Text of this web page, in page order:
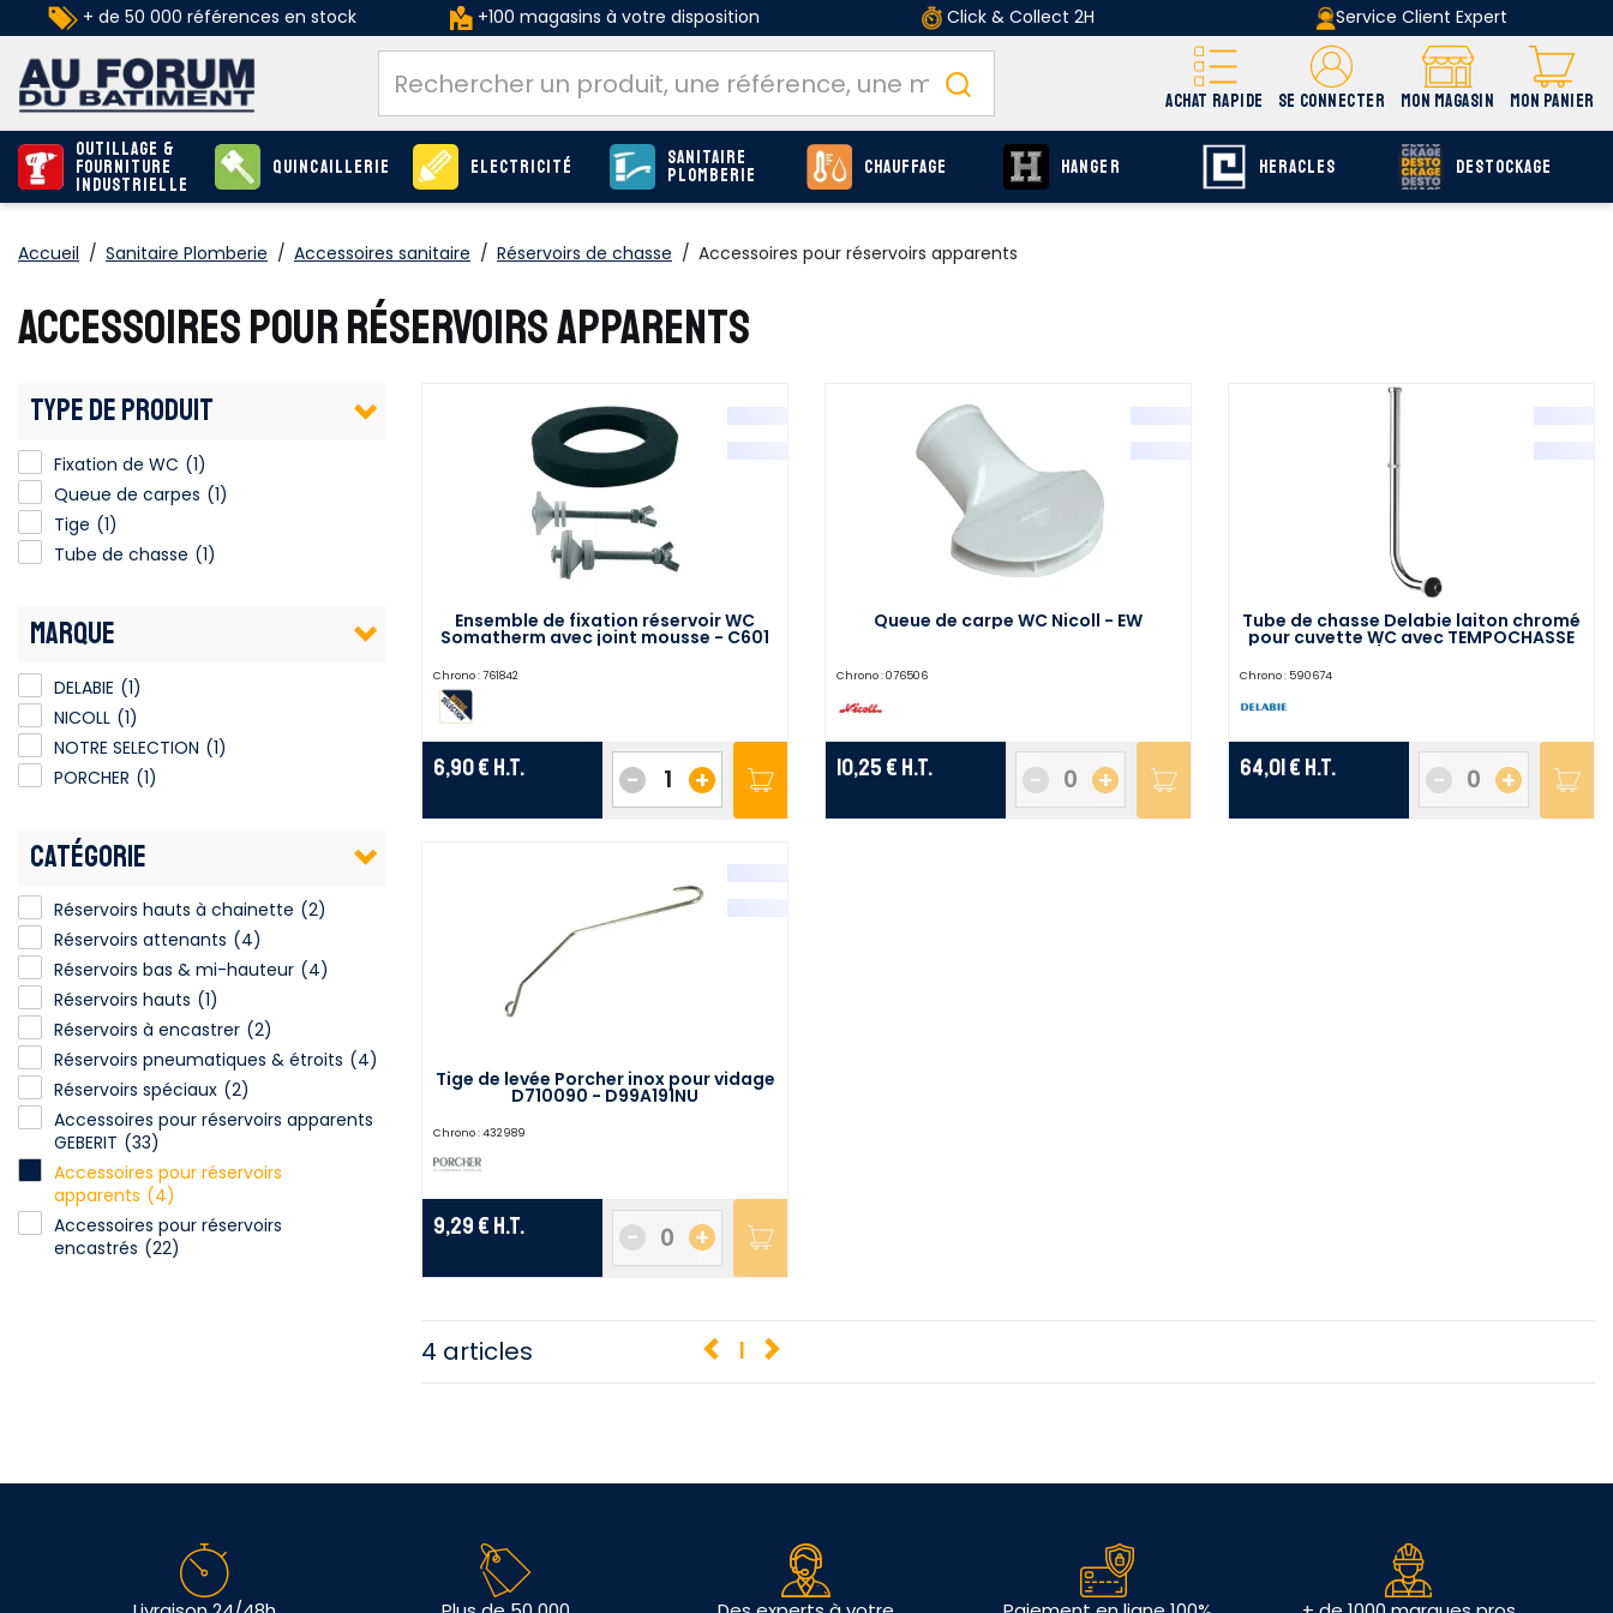
+ de 50 000 références en stock +100 magasins à votre disposition Click & Collect 2H Service Client Expert
ACHAT RAPIDE SE CONNECTER MON MAGASIN MON PANIER
Outillage &
Fourniture
industrielle
Quincaillerie Electricité Sanitaire
Plomberie Chauffage HANGER HERACLES DESTOCKAGE
Accueil / Sanitaire Plomberie / Accessoires sanitaire / Réservoirs de chasse / Accessoires pour réservoirs apparents
ACCESSOIRES POUR RÉSERVOIRS APPARENTS
TYPE DE PRODUIT
Fixation de WC (1)
Queue de carpes (1)
Tige (1)
Tube de chasse (1)
MARQUE
DELABIE (1)
NICOLL (1)
NOTRE SELECTION (1)
PORCHER (1)
CATÉGORIE
Réservoirs hauts à chainette (2)
Réservoirs attenants (4)
Réservoirs bas & mi-hauteur (4)
Réservoirs hauts (1)
Réservoirs à encastrer (2)
Réservoirs pneumatiques & étroits (4)
Réservoirs spéciaux (2)
Accessoires pour réservoirs apparents
GEBERIT (33)
Accessoires pour réservoirs
apparents (4)
Accessoires pour réservoirs
encastrés (22)
Ensemble de fixation réservoir WC
Somatherm avec joint mousse - C601
Chrono :761842
6,90 € H.T. +
-
Queue de carpe WC Nicoll - EW
Chrono :076506
10,25 € H.T. +
-
Tube de chasse Delabie laiton chromé
pour cuvette WC avec TEMPOCHASSE
Chrono : 590674
64,01 € H.T. +
-
Tige de levée Porcher inox pour vidage
D710090 - D99A191NU
Chrono :432989
9,29 € H.T. +
-
4 articles 1